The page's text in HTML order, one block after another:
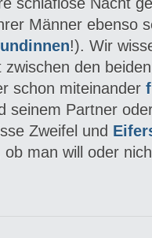
Männer ebenso
!). Wir
den
schon miteinander
seinem Partner
Zweifel und
man will oder